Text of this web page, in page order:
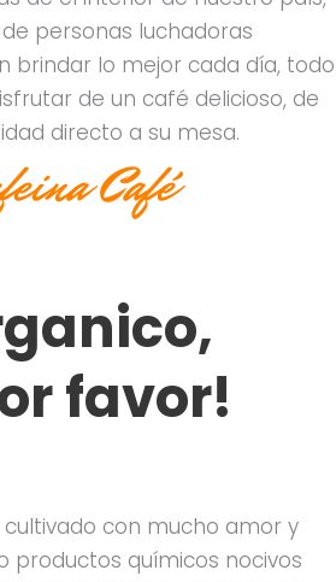
personas luchadoras
brindar lo mejor cada día, todo
de un café delicioso, de
directo a su mesa.
Café
favor!
con mucho amor y
productos químicos nocivos